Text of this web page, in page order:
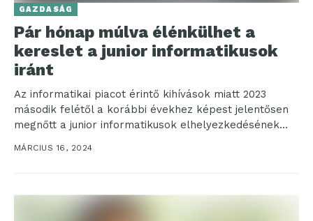
GAZDASÁG
Pár hónap múlva élénkülhet a
kereslet a junior informatikusok
iránt
Az informatikai piacot érintő kihívások miatt 2023
második felétől a korábbi évekhez képest jelentősen
megnőtt a junior informatikusok elhelyezkedésének
időtartama Magyarországon: míg 2022-ig...
MÁRCIUS 16, 2024